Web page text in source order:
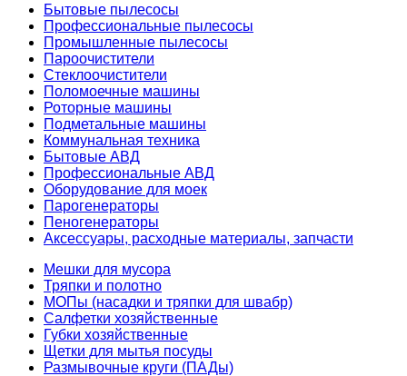
Бытовые пылесосы
Профессиональные пылесосы
Промышленные пылесосы
Пароочистители
Стеклоочистители
Поломоечные машины
Роторные машины
Подметальные машины
Коммунальная техника
Бытовые АВД
Профессиональные АВД
Оборудование для моек
Парогенераторы
Пеногенераторы
Аксессуары, расходные материалы, запчасти
Мешки для мусора
Тряпки и полотно
МОПы (насадки и тряпки для швабр)
Салфетки хозяйственные
Губки хозяйственные
Щетки для мытья посуды
Размывочные круги (ПАДы)